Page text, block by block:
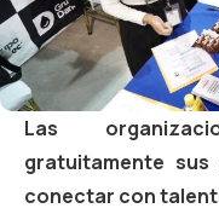
Las
gratuitamente
conectar con